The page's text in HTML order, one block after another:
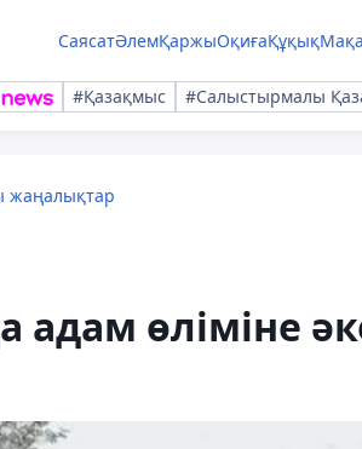
СаясатӘлемҚаржыОқиғаҚұқық
#Қазақмыс #Салыстырмалы
жаңалықтар
өліміне